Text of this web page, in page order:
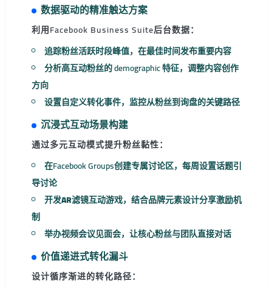
数据驱动的精准触达方案
利用Facebook Business Suite后台数据：
追踪粉丝活跃时段峰值，在最佳时间发布重要内容
分析高互动粉丝的 demographic 特征，调整内容创作
方向
设置自定义转化事件，监控从粉丝到询盘的关键路径
沉浸式互动场景构建
通过多元互动模式提升粉丝黏性：
在Facebook Groups创建专属讨论区，每周设置话题引
导讨论
开发AR滤镜互动游戏，结合品牌元素设计分享激励机
制
举办视频会议见面会，让核心粉丝与团队直接对话
价值递进式转化漏斗
设计循序渐进的转化路径：